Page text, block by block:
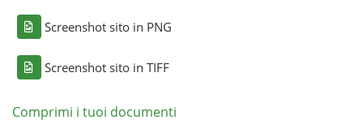
Screenshot sito in PNG
Screenshot sito in TIFF
Comprimi i tuoi documenti